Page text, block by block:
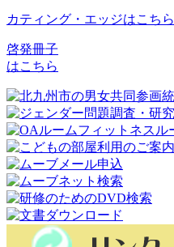
カティング・エッジはこちら
啓発冊子
はこちら